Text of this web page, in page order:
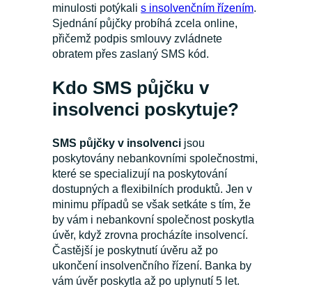
minulosti potýkalis insolvenčním řízením.
Sjednání půjčky probíhá zcela online,
přičemž podpis smlouvy zvládnete
obratem přes zaslaný SMS kód.
Kdo SMS půjčku v
insolvenci poskytuje?
SMS půjčky v insolvenci jsou
poskytovány nebankovními společnostmi,
které se specializují na poskytování
dostupných a flexibilních produktů. Jen v
minimu případů se však setkáte s tím, že
by vám i nebankovní společnost poskytla
úvěr, když zrovna procházíte insolvencí.
Častější je poskytnutí úvěru až po
ukončení insolvenčního řízení. Banka by
vám úvěr poskytla až po uplynutí 5 let.